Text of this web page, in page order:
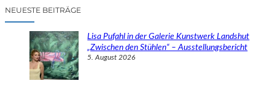
cNEUESTE BEITRÄGE
Lisa Pufahl in der Galerie Kunstwerk Landshut
„Zwischen den Stühlen“ – Ausstellungsbericht
5. August 2026